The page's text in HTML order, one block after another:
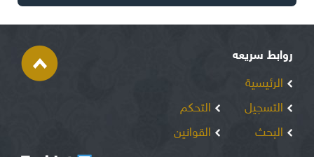
روابط سريعه
الرئيسية
التسجيل
البحث
التحكم
القوانين